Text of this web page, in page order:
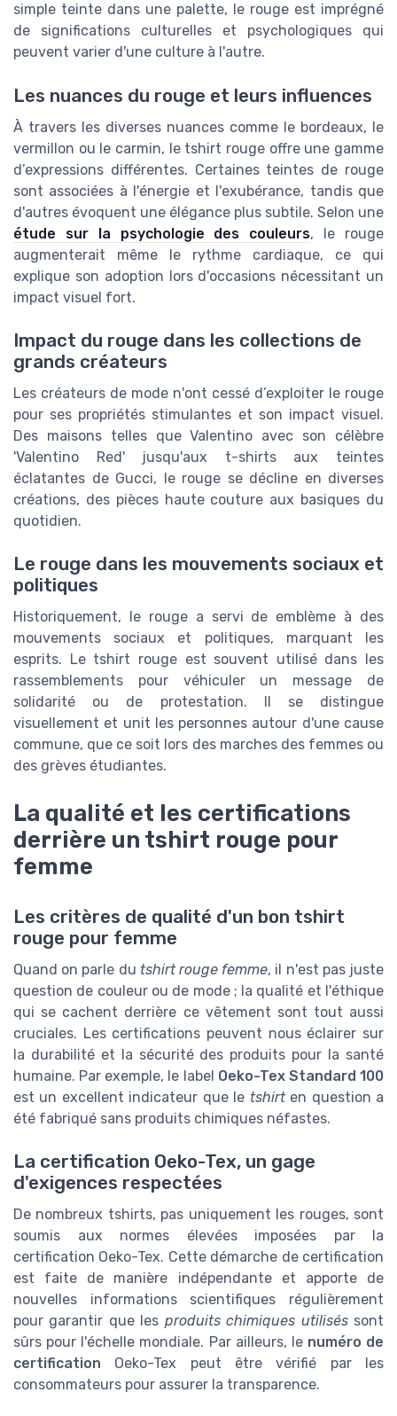
simple teinte dans une palette, le rouge est imprégné
de significations culturelles et psychologiques qui
peuvent varier d'une culture à l'autre.
Les nuances du rouge et leurs influences
À travers les diverses nuances comme le bordeaux, le
vermillon ou le carmin, le tshirt rouge offre une gamme
d’expressions différentes. Certaines teintes de rouge
sont associées à l'énergie et l'exubérance, tandis que
d'autres évoquent une élégance plus subtile. Selon une
étude sur la psychologie des couleurs, le rouge
augmenterait même le rythme cardiaque, ce qui
explique son adoption lors d'occasions nécessitant un
impact visuel fort.
Impact du rouge dans les collections de
grands créateurs
Les créateurs de mode n'ont cessé d’exploiter le rouge
pour ses propriétés stimulantes et son impact visuel.
Des maisons telles que Valentino avec son célèbre
'Valentino Red' jusqu'aux t-shirts aux teintes
éclatantes de Gucci, le rouge se décline en diverses
créations, des pièces haute couture aux basiques du
quotidien.
Le rouge dans les mouvements sociaux et
politiques
Historiquement, le rouge a servi de emblème à des
mouvements sociaux et politiques, marquant les
esprits. Le tshirt rouge est souvent utilisé dans les
rassemblements pour véhiculer un message de
solidarité ou de protestation. Il se distingue
visuellement et unit les personnes autour d'une cause
commune, que ce soit lors des marches des femmes ou
des grèves étudiantes.
La qualité et les certifications
derrière un tshirt rouge pour
femme
Les critères de qualité d'un bon tshirt
rouge pour femme
Quand on parle du tshirt rouge femme, il n'est pas juste
question de couleur ou de mode ; la qualité et l'éthique
qui se cachent derrière ce vêtement sont tout aussi
cruciales. Les certifications peuvent nous éclairer sur
la durabilité et la sécurité des produits pour la santé
humaine. Par exemple, le label Oeko-Tex Standard 100
est un excellent indicateur que le tshirten question a
été fabriqué sans produits chimiques néfastes.
La certification Oeko-Tex, un gage
d'exigences respectées
De nombreux tshirts, pas uniquement les rouges, sont
soumis aux normes élevées imposées par la
certification Oeko-Tex. Cette démarche de certification
est faite de manière indépendante et apporte de
nouvelles informations scientifiques régulièrement
pour garantir que les produits chimiques utiliséssont
sûrs pour l'échelle mondiale. Par ailleurs, le numéro de
certification Oeko-Tex peut être vérifié par les
consommateurs pour assurer la transparence.